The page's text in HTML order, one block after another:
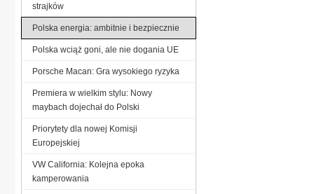
strajków
Polska energia: ambitnie i bezpiecznie
Polska wciąż goni, ale nie dogania UE
Porsche Macan: Gra wysokiego ryzyka
Premiera w wielkim stylu: Nowy
maybach dojechał do Polski
Priorytety dla nowej Komisji
Europejskiej
VW California: Kolejna epoka
kamperowania